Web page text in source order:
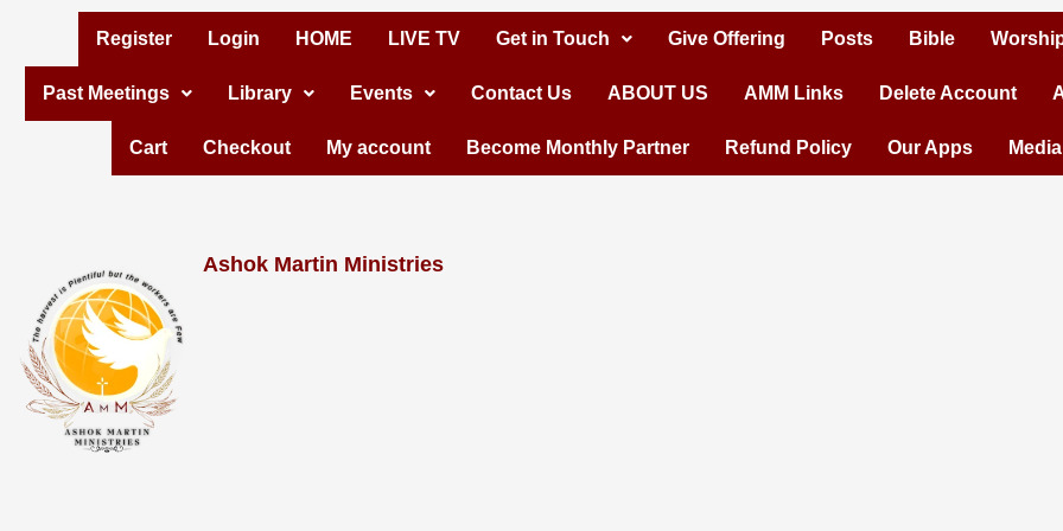
content
Register Login HOME LIVE TV Get in Touch Give Offering Posts Bible
Past Meetings Library Events Contact Us ABOUT US AMM Links Delete Account
Cart Checkout My account Become Monthly Partner Refund Policy Our Apps
Ashok Martin Ministries